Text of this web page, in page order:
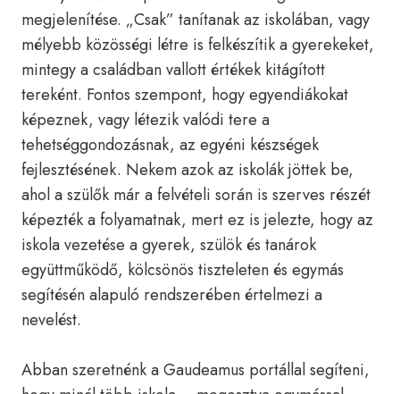
megjelenítése. „Csak” tanítanak az iskolában, vagy
mélyebb közösségi létre is felkészítik a gyerekeket,
mintegy a családban vallott értékek kitágított
tereként. Fontos szempont, hogy egyendiákokat
képeznek, vagy létezik valódi tere a
tehetséggondozásnak, az egyéni készségek
fejlesztésének. Nekem azok az iskolák jöttek be,
ahol a szülők már a felvételi során is szerves részét
képezték a folyamatnak, mert ez is jelezte, hogy az
iskola vezetése a gyerek, szülök és tanárok
együttműködő, kölcsönös tiszteleten és egymás
segítésén alapuló rendszerében értelmezi a
nevelést.
Abban szeretnénk a Gaudeamus portállal segíteni,